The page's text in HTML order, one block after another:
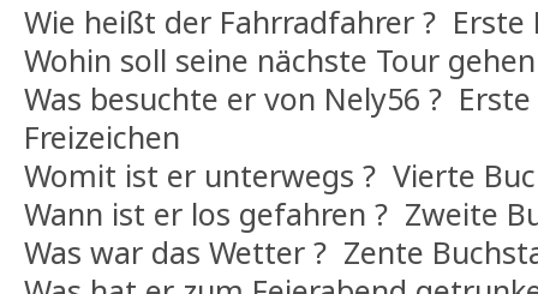
Wie heißt der Fahrradfahrer ? Erste
Wohin soll seine nächste Tour
Was besuchte er von Nely56 ?
Freizeichen
Womit ist er unterwegs ? Vierte
Wann ist er los gefahren ? Zweite
Was war das Wetter ? Zente